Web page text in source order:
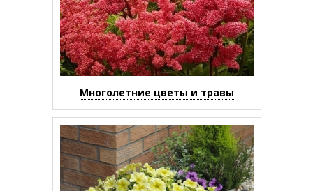
Многолетние цветы и травы